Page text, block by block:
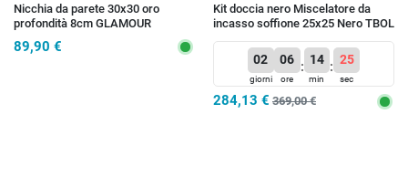
Nicchia da parete 30x30 oro
profondità 8cm GLAMOUR
89,90 €
Kit doccia nero Miscelatore da
incasso soffione 25x25 Nero TBOL
02
giorni
06
ore
: 14
min
: 25
sec
284,13 € 369,00 €